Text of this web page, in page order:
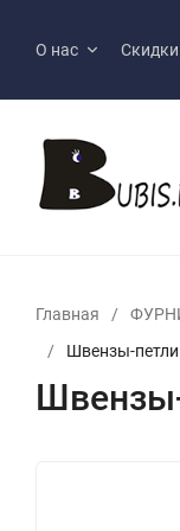
О нас Скидки
Главная /
/
Швензы-